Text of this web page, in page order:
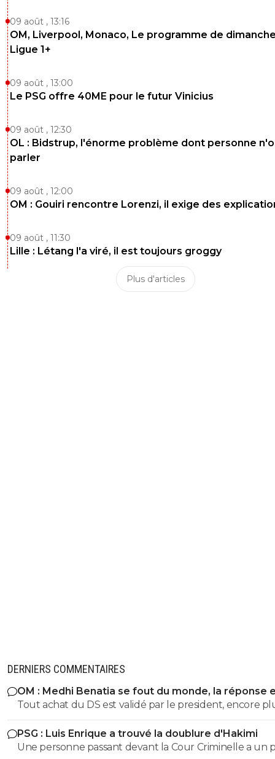
09 août , 13:16
OM, Liverpool, Monaco, Le programme de
Ligue 1+
09 août , 13:00
Le PSG offre 40ME pour le futur Vinicius
09 août , 12:30
OL : Bidstrup, l'énorme problème dont personne
parler
09 août , 12:00
OM : Gouiri rencontre Lorenzi, il exige des
09 août , 11:30
Lille : Létang l'a viré, il est toujours groggy
Plus d'articles
DERNIERS COMMENTAIRES
OM : Medhi Benatia se fout du monde, la réponse
violente
Tout achat du DS est validé par le president, encore
quand ce president est la depuis plus de 5ans et que c
qui a signé les accords avec l UEFA. On peut reprocher à
Benatia le choix de certains joueurs, ou certaines
PSG : Luis Enrique a trouvé la doublure d'Hakimi
Une personne passant devant la Cour Criminelle a un